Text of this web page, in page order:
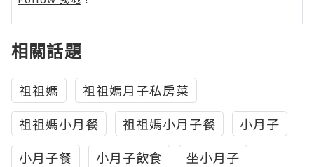
相關話題
祖祖媽
祖祖媽月子私房菜
祖祖媽小月餐
祖祖媽小月子餐
小月子
小月子餐
小月子飲食
坐小月子